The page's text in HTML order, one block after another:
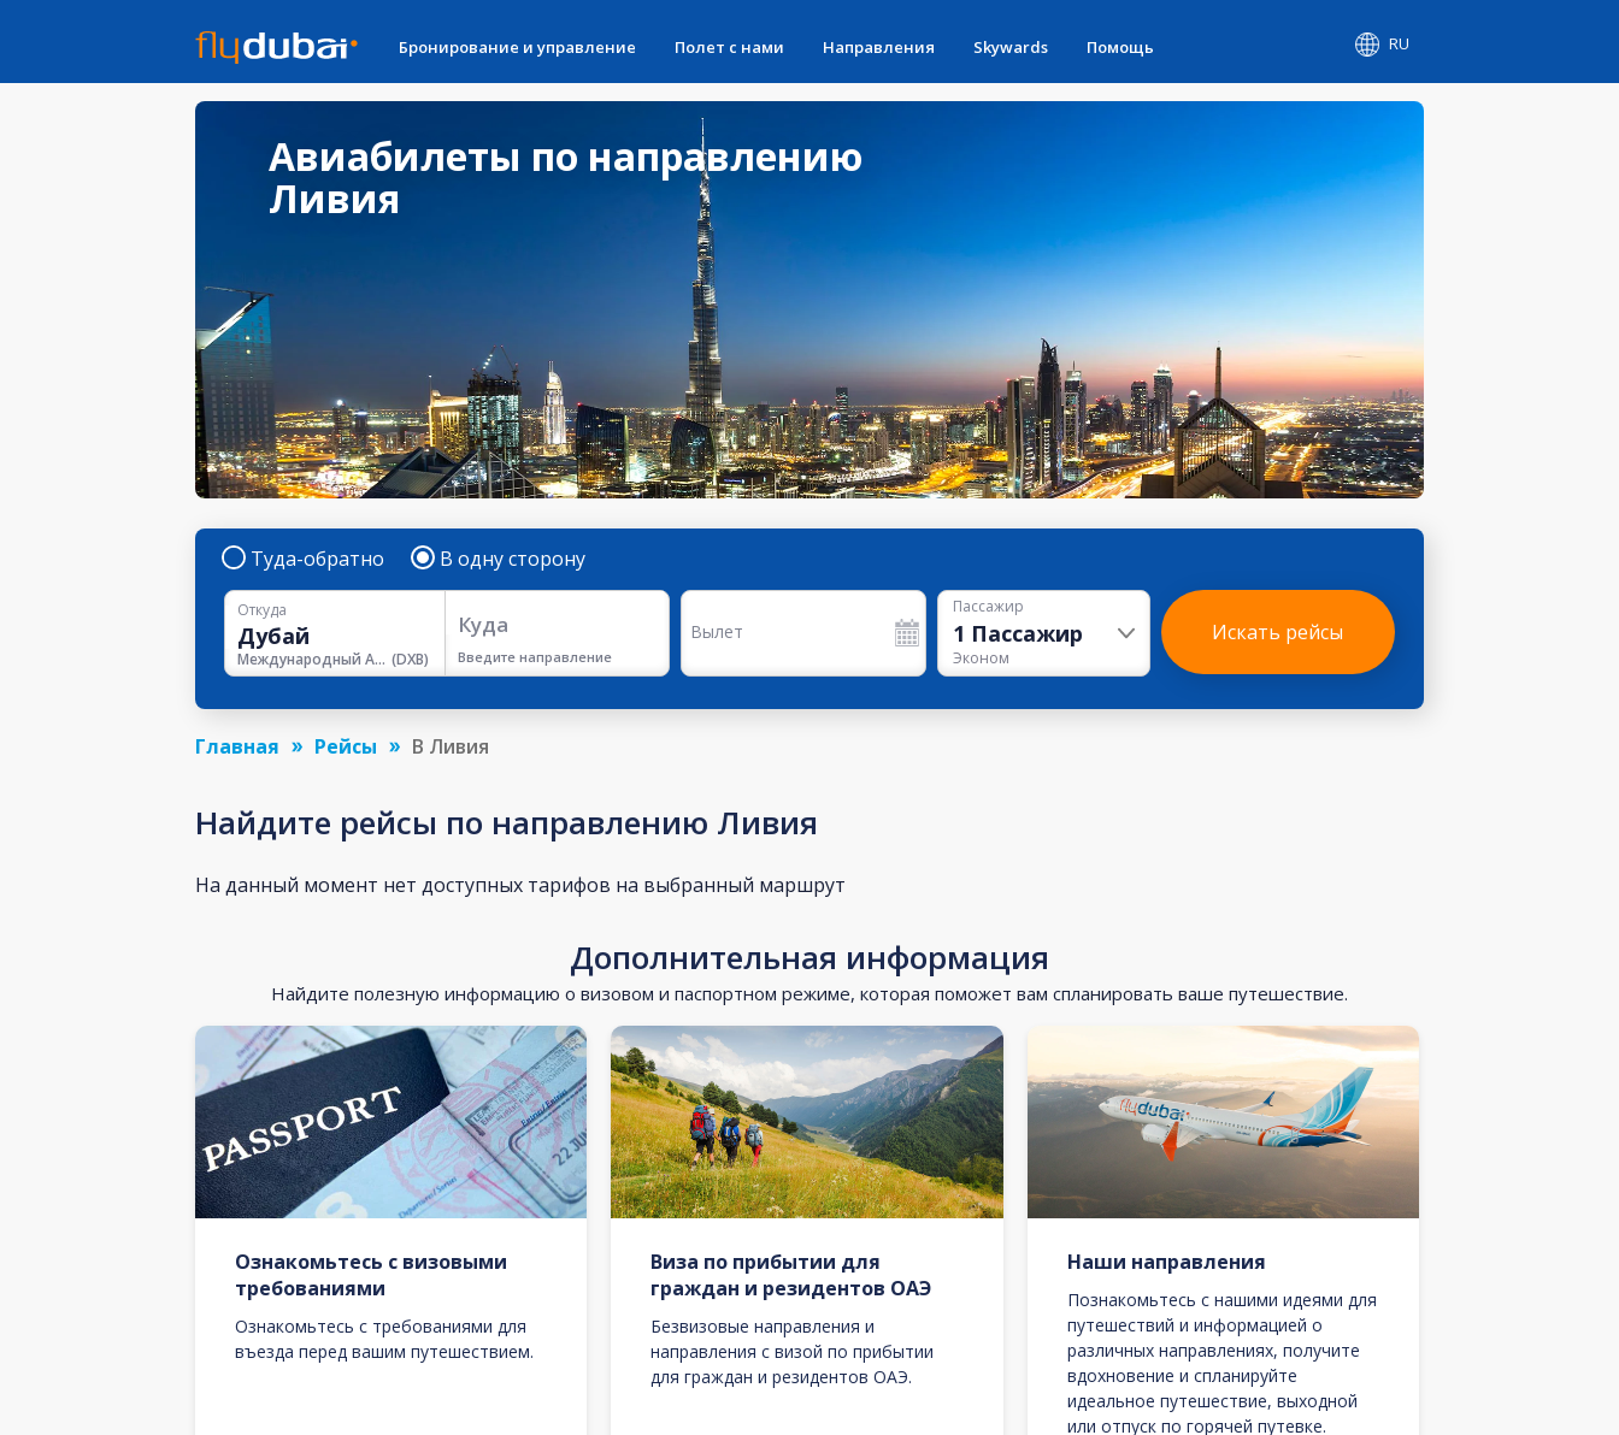
Бронирование и управление Полет с нами Направления Skywards Помощь RU
Авиабилеты по направлению
Ливия
Туда-обратно В одну сторону
Откуда
Международный Аэропорт Дубая (DXB)
Куда
Введите направление
Вылет
Пассажир
1 Пассажир
Эконом
Искать рейсы
Главная Рейсы В Ливия
Найдите рейсы по направлению Ливия
На данный момент нет доступных тарифов на выбранный маршрут
Дополнительная информация
Найдите полезную информацию о визовом и паспортном режиме, которая поможет вам спланировать ваше путешествие.
Ознакомьтесь с визовыми
требованиями
Ознакомьтесь с требованиями для
въезда перед вашим путешествием.
Виза по прибытии для
граждан и резидентов ОАЭ
Безвизовые направления и
направления с визой по прибытии
для граждан и резидентов ОАЭ.
Наши направления
Познакомьтесь с нашими идеями для
путешествий и информацией о
различных направлениях, получите
вдохновение и спланируйте
идеальное путешествие, выходной
или отпуск по горячей путевке.